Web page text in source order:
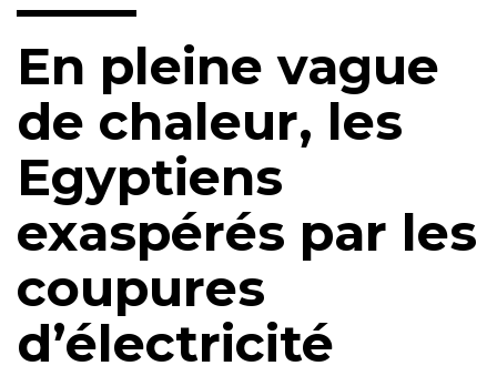
En pleine vague
de chaleur, les
Egyptiens
exaspérés par les
coupures
d’électricité